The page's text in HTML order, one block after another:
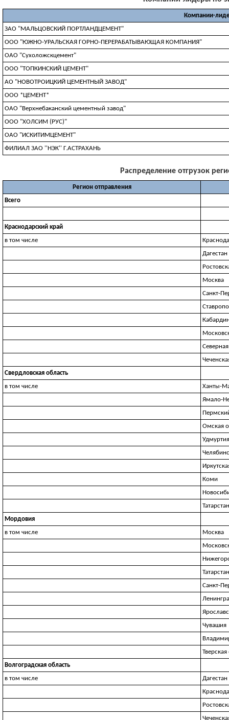
Компании-
ЗАО "МАЛЬЦОВСКИЙ ПОРТЛАНДЦЕМЕНТ"
ООО "ЮЖНО-УРАЛЬСКАЯ ГОРНО-ПЕРЕРАБАТЫВАЮЩАЯ КОМПАНИЯ"
ОАО "Сухоложскцемент"
ООО "ТОПКИНСКИЙ ЦЕМЕНТ"
АО "НОВОТРОИЦКИЙ ЦЕМЕНТНЫЙ ЗАВОД"
ООО *ЦЕМЕНТ*
ОАО "Верхнебаканский цементный завод"
ООО "ХОЛСИМ (РУС)"
ОАО "ИСКИТИМЦЕМЕНТ"
ФИЛИАЛ ЗАО ''НЭК'' Г.АСТРАХАНЬ
Распределение отгрузок
Регион отправления
Всего
Краснодарский край
в том числе
Дагестан
Москва
Санкт-
Свердловская область
в том числе
Ханты-
Ямало-
Омская
Удмуртия
Коми
Татарстан
Мордовия
в том числе
Москва
Татарстан
Санкт-
Чувашия
Тверская
Волгоградская область
в том числе
Дагестан